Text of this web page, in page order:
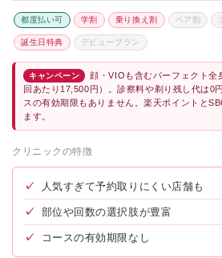
都度払い可 学割 乗り換え割 ペア割
誕生日特典 デビュープラン
キャンペーン
顔・VIOも含むパーフェクト全
回あたり17,500円）。診察料や剃り残し代は0
スの有効期限もありません。楽天ポイントと
ます。
クリニックの特徴
✓ 人気すぎて予約取りにくい店舗も
✓ 部位や回数の選択肢が豊富
✓ コースの有効期限なし